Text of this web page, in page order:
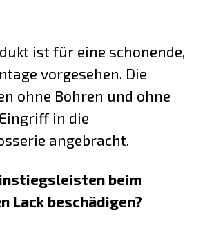
ist für eine schonende,
vorgesehen. Die
ohne Bohren und ohne
in die
angebracht.
beim
Lack beschädigen?